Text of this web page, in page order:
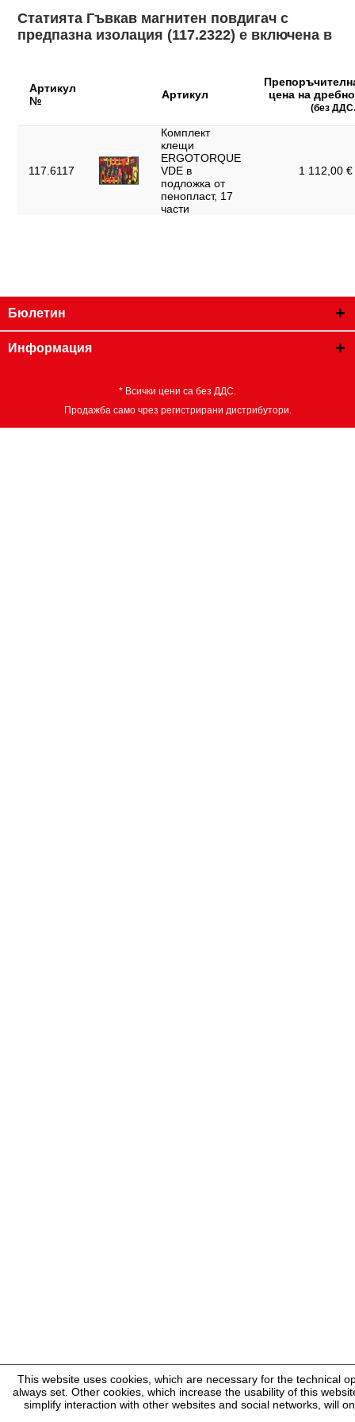
Статията Гъвкав магнитен повдигач с
предпазна изолация (117.2322) е включена в
Артикул
№
Артикул
цена на
(без
117.6117
Комплект
клещи
ERGOTORQUE
VDE в
подложка от
пенопласт, 17
части
1 112,00 €
Бюлетин
Информация
* Всички цени са без ДДС.
Продажба само чрез регистрирани дистрибутори.
This website uses cookies, which are necessary for the technical
always set. Other cookies, which increase the usability of this
simplify interaction with other websites and social networks, will